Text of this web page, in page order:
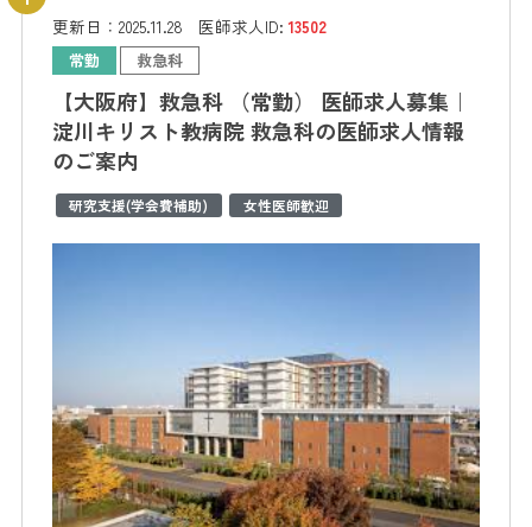
更新日： 2025.11.28 医師求人ID:13502
常勤 救急科
【大阪府】救急科 （常勤） 医師求人募集｜
淀川キリスト教病院 救急科の医師求人情報
のご案内
研究支援(学会費補助) 女性医師歓迎